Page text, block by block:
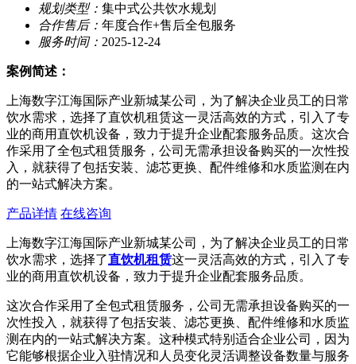
规划类型： 集中式公共饮水规划
合作售后： 年度合作+售后全包服务
服务时间： 2025-12-24
案例简述：
上海数字江海国际产业新城某公司，为了解决企业员工的日常
饮水需求，选择了直饮机租赁这一灵活高效的方式，引入了专
业的商用直饮机设备，致力于提升企业配套服务品质。这次合
作采用了全包式租赁服务，公司无需承担设备购买的一次性投
入，就获得了包括安装、滤芯更换、配件维修和水质监测在内
的一站式解决方案。
产品详情 在线咨询
上海数字江海国际产业新城某公司，为了解决企业员工的日常
饮水需求，选择了直饮机租赁这一灵活高效的方式，引入了专
业的商用直饮机设备，致力于提升企业配套服务品质。
这次合作采用了全包式租赁服务，公司无需承担设备购买的一
次性投入，就获得了包括安装、滤芯更换、配件维修和水质监
测在内的一站式解决方案。这种模式特别适合企业公司，因为
它能够根据企业入驻情况和人员变化灵活调整设备数量与服务